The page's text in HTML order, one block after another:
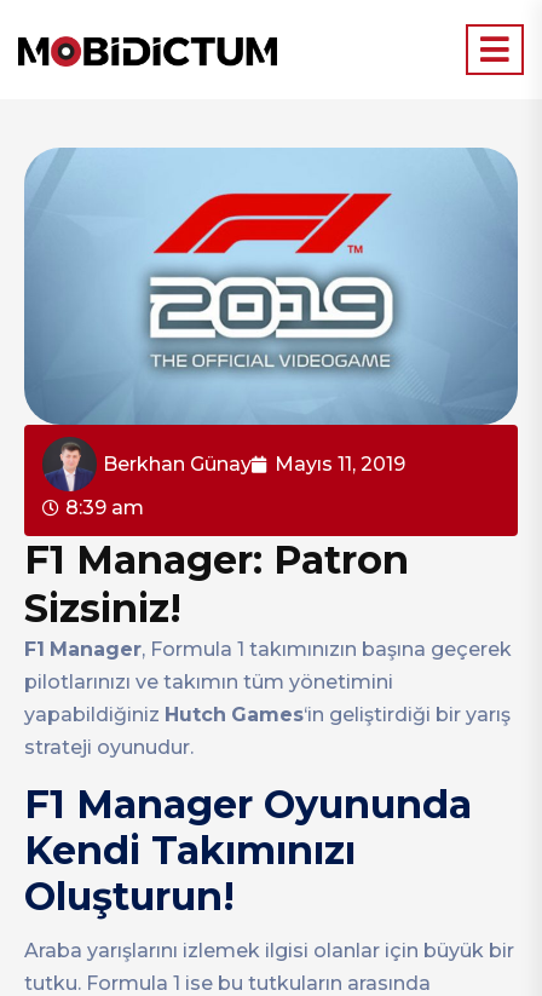
Berkhan Günay
Mayıs 11, 2019
8:39 am
F1 Manager: Patron
Sizsiniz!
F1 Manager, Formula 1 takımınızın başına geçerek
pilotlarınızı ve takımın tüm yönetimini
yapabildiğiniz Hutch Games‘in geliştirdiği bir yarış
strateji oyunudur.
F1 Manager Oyununda
Kendi Takımınızı
Oluşturun!
Araba yarışlarını izlemek ilgisi olanlar için büyük bir
tutku. Formula 1 ise bu tutkuların arasında